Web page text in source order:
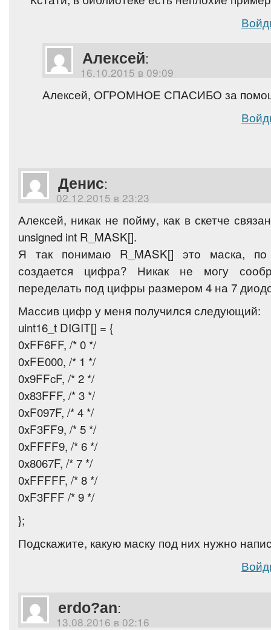
Алексей:
16.10.2015 в 09:09
Алексей, ОГРОМНОЕ СПАСИБО за
Денис:
02.12.2015 в 23:23
Алексей, никак не пойму, как в скетче
unsigned int R_MASK[].
Я так понимаю R_MASK[] это маска,
создается цифра? Никак не могу
переделать под цифры размером 4 на 7
Массив цифр у меня получился следующий:
uint16_t DIGIT[] = {
0xFF6FF, /* 0 */
0xFE000, /* 1 */
0x9FFcF, /* 2 */
0x83FFF, /* 3 */
0xF097F, /* 4 */
0xF3FF9, /* 5 */
0xFFFF9, /* 6 */
0x8067F, /* 7 */
0xFFFFF, /* 8 */
0xF3FFF /* 9 */
};
Подскажите, какую маску под них нужно
erdo?an:
13.08.2016 в 02:16